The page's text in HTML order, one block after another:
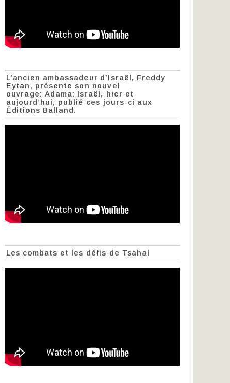
L’ancien ambassadeur d’Israël, Freddy
Eytan, présente son nouvel
ouvrage: Adama: Israël, hier et
aujourd’hui, publié ces jours-ci aux
Éditions Balland.
Les combats et les défis de Tsahal